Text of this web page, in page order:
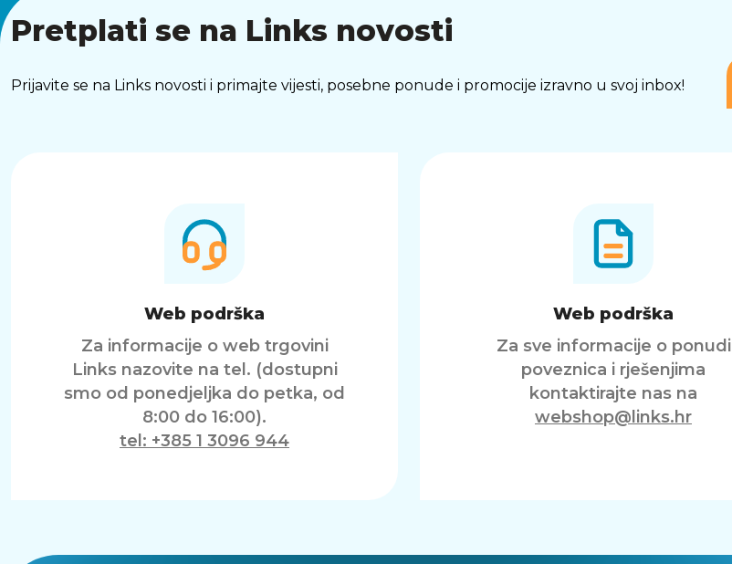
Pretplati se na Links novosti
Prijavite se na Links novosti i primajte vijesti, posebne ponude i promocije izravno u svoj inbox!
Web podrška
Za informacije o web trgovini
Links nazovite na tel. (dostupni
smo od ponedjeljka do petka, od
8:00 do 16:00).
tel: +385 1 3096 944
Web podrška
Za sve informacije o ponudi
poveznica i rješenjima
kontaktirajte nas na
webshop@links.hr